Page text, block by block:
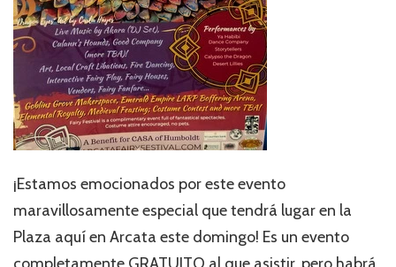
¡Estamos emocionados por este evento
maravillosamente especial que tendrá lugar en la
Plaza aquí en Arcata este domingo! Es un evento